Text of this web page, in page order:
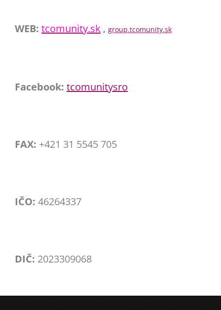
WEB: tcomunity.sk , group.tcomunity.sk
Facebook: tcomunitysro
FAX: +421 31 5545 705
IČO: 46264337
DIČ: 2023309068